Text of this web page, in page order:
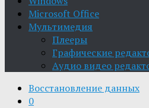
Microsoft Office
Мультимедия
Плееры
Графические
Aудио видео
Восстановление данных
0